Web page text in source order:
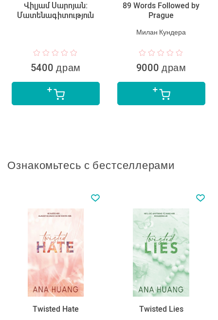
Վիլյամ Սարոյան:
Մատենագիտություն
5400 драм
89 Words Followed by
Prague
Милан Кундера
9000 драм
Ознакомьтесь с бестселлерами
Twisted Hate Twisted Lies